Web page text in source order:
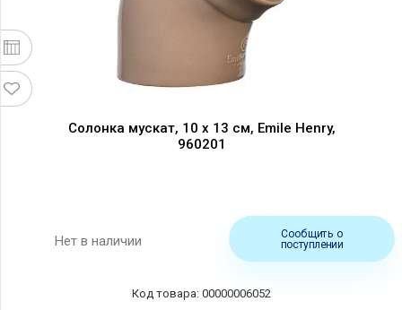
Солонка мускат, 10 х 13 см, Emile Henry,
960201
Нет в наличии
Сообщить о
поступлении
Код товара: 00000006052